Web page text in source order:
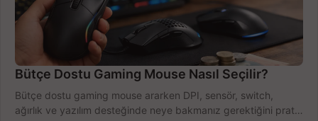
Bütçe Dostu Gaming Mouse Nasıl Seçilir?
Bütçe dostu gaming mouse ararken DPI, sensör, switch,
ağırlık ve yazılım desteğinde neye bakmanız gerektiğini pratik